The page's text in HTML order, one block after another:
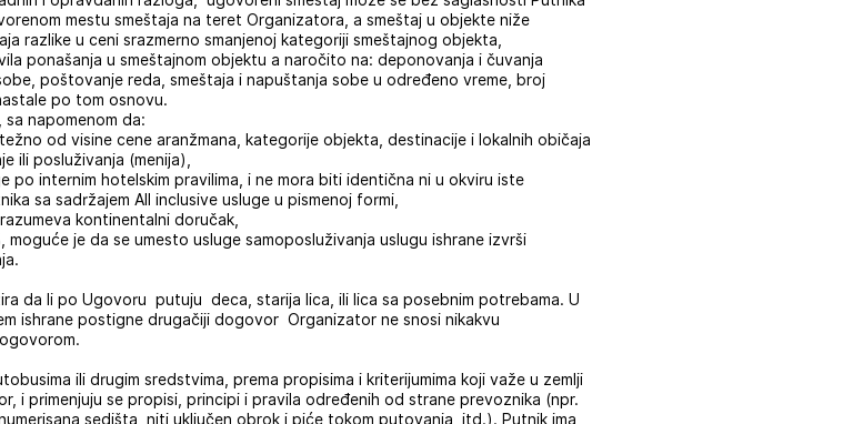
mestu smeštaja na teret Organizatora, a smeštaj u objekte niže
razlike u ceni srazmerno smanjenoj kategoriji smeštajnog objekta,
ponašanja u smeštajnom objektu a naročito na: deponovanja i čuvanja
poštovanje reda, smeštaja i napuštanja sobe u određeno vreme, broj
po tom osnovu.
napomenom da:
od visine cene aranžmana, kategorije objekta, destinacije i lokalnih običaja
ili posluživanja (menija),
po internim hotelskim pravilima, i ne mora biti identična ni u okviru iste
sa sadržajem All inclusive usluge u pismenoj formi,
kontinentalni doručak,
je da se umesto usluge samoposluživanja uslugu ishrane izvrši
da li po Ugovoru putuju deca, starija lica, ili lica sa posebnim potrebama. U
ishrane postigne drugačiji dogovor Organizator ne snosi nikakvu
ili drugim sredstvima, prema propisima i kriterijumima koji važe u zemlji
i primenjuju se propisi, principi i pravila određenih od strane prevoznika (npr.
sedišta, niti uključen obrok i piće tokom putovanja, itd.). Putnik ima